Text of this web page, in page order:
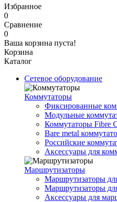
Избранное
0
Сравнение
0
Ваша корзина пуста!
Корзина
Каталог
Сетевое оборудование
Коммутаторы
Фиксированные
Модульные
Коммутаторы Fibre
Bare metal
Российские
Аксессуары для
Маршрутизаторы
Маршрутизаторы
Маршрутизаторы
Аксессуары для